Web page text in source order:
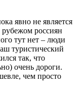
явно не является
россиян
тут нет – люди
туристический
так, что
очень дороги.
чем просто